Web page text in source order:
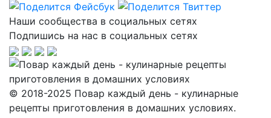
Наши сообщества в социальных сетях
Подпишись на нас в социальных сетях
© 2018-2025 Повар каждый день - кулинарные
рецепты приготовления в домашних условиях.